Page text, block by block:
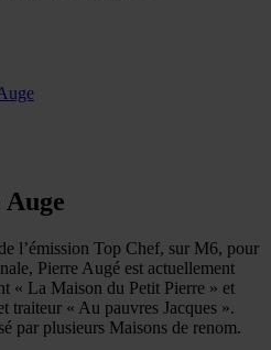
l’émission Top Chef, sur M6, pour
Pierre Augé est actuellement
« La Maison du Petit Pierre » et
traiteur « Au pauvres Jacques ».
par plusieurs Maisons de renom.